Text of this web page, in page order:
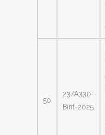
50
23/A330-
Bint-2025